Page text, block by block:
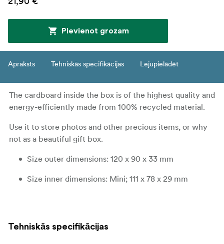
Pievienot grozam
Apraksts Tehniskās specifikācijas Lejupielādēt
The cardboard inside the box is of the highest quality and
energy-efficiently made from 100% recycled material.
Use it to store photos and other precious items, or why
not as a beautiful gift box.
Size outer dimensions: 120 x 90 x 33 mm
Size inner dimensions: Mini; 111 x 78 x 29 mm
Tehniskās specifikācijas